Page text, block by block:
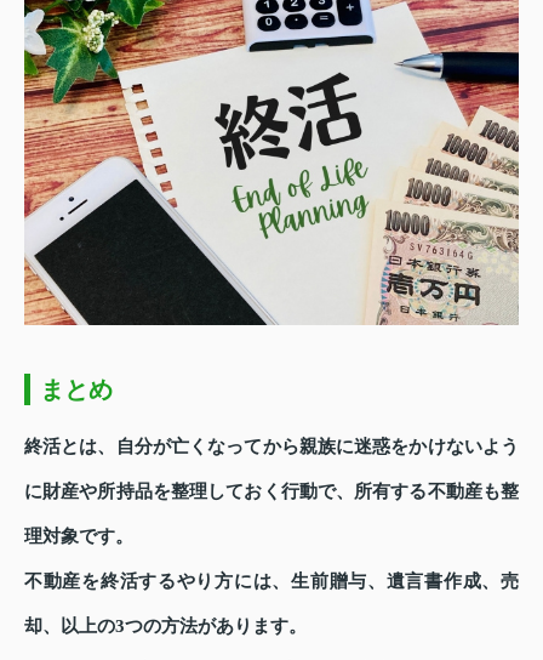
まとめ
終活とは、自分が亡くなってから親族に迷惑をかけないよう
に財産や所持品を整理しておく行動で、所有する不動産も整
理対象です。
不動産を終活するやり方には、生前贈与、遺言書作成、売
却、以上の3つの方法があります。